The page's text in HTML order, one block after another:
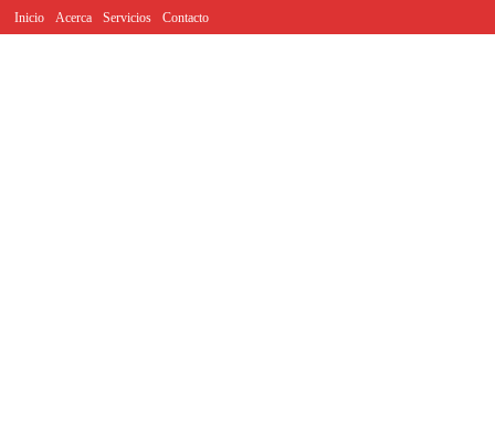
Inicio
Acerca Servicios Contacto